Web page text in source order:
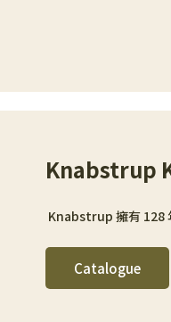
Knabstrup
Knabstrup 擁有 128
Catalogue